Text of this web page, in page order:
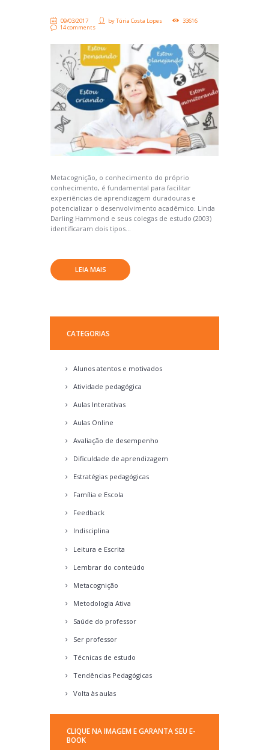
09/03/2017 byTúria Costa Lopes
33616
14 comments
Metacognição, o conhecimento do próprio
conhecimento, é fundamental para facilitar
experiências de aprendizagem duradouras e
potencializar o desenvolvimento acadêmico. Linda
Darling Hammond e seus colegas de estudo (2003)
identificaram dois tipos...
LEIA MAIS
CATEGORIAS
Alunos atentos e motivados
Atividade pedagógica
Aulas Interativas
Aulas Online
Avaliação de desempenho
Dificuldade de aprendizagem
Estratégias pedagógicas
Família e Escola
Feedback
Indisciplina
Leitura e Escrita
Lembrar do conteúdo
Metacognição
Metodologia Ativa
Saúde do professor
Ser professor
Técnicas de estudo
Tendências Pedagógicas
Volta às aulas
CLIQUE NA IMAGEM E GARANTA SEU E-
BOOK